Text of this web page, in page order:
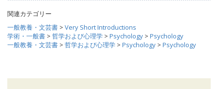
関連カテゴリー
一般教養・文芸書 > Very Short Introductions
学術・一般書 > 哲学および心理学 > Psychology > Psychology
一般教養・文芸書 > 哲学および心理学 > Psychology > Psychology